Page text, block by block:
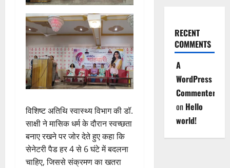
विशिष्ट अतिथि स्वास्थ्य विभाग की डॉ.
साक्षी ने मासिक धर्म के दौरान स्वच्छता
बनाए रखने पर जोर देते हुए कहा कि
सेनेटरी पैड हर 4 से 6 घंटे में बदलना
चाहिए, जिससे संक्रमण का खतरा
RECENT
COMMENTS
A
WordPress
Commenter
on Hello
world!